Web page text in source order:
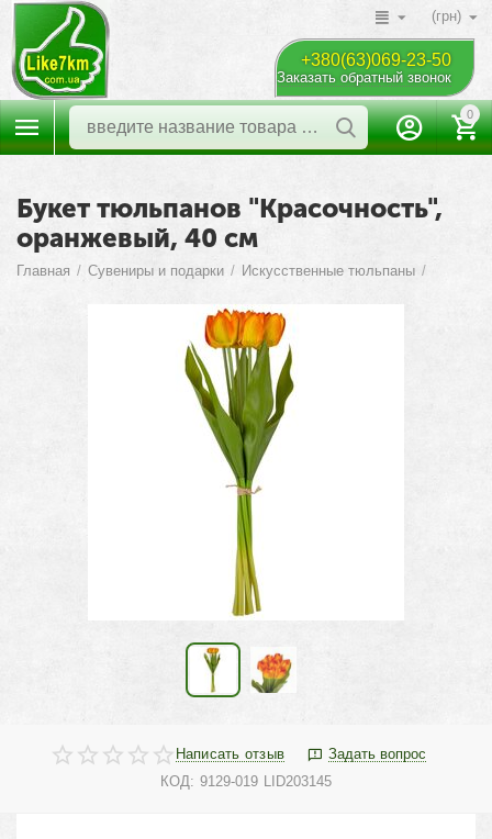
(грн)
+380(63)069-23-50
Заказать обратный звонок
0
Букет тюльпанов "Красочность",
оранжевый, 40 см
Главная / Сувениры и подарки / Искусственные тюльпаны /
Написать отзыв
Задать вопрос
КОД: 9129-019 LID203145